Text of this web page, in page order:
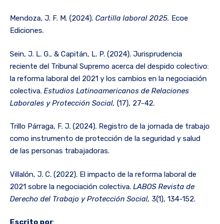
Mendoza, J. F. M. (2024). Cartilla laboral 2025. Ecoe
Ediciones.
Sein, J. L. G., & Capitán, L. P. (2024). Jurisprudencia
reciente del Tribunal Supremo acerca del despido colectivo:
la reforma laboral del 2021 y los cambios en la negociación
colectiva. Estudios Latinoamericanos de Relaciones
Laborales y Protección Social, (17), 27-42.
Trillo Párraga, F. J. (2024). Registro de la jornada de trabajo
como instrumento de protección de la seguridad y salud
de las personas trabajadoras.
Villalón, J. C. (2022). El impacto de la reforma laboral de
2021 sobre la negociación colectiva. LABOS Revista de
Derecho del Trabajo y Protección Social, 3(1), 134-152.
Escrito por: